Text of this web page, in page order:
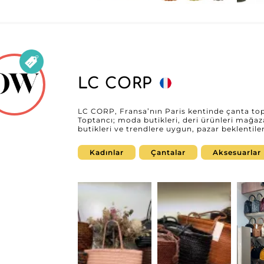
LC CORP
LC CORP, Fransa’nın Paris kentinde çanta
Toptancı; moda butikleri, deri ürünleri
butikleri ve trendlere uygun, pazar
sayesinde LC CORP, ürün gamını modern,
zenginleştirmek isteyen profesyonellere destek olur. MicroStore’da
tedarikçinin MicroStore’una erişim talep
aksesuarlarında uzman bir tedarikçiyle iş
Kadınlar Çantalar Aksesuarlar